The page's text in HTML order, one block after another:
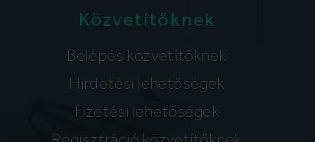
Közvetítőknek
Belépés közvetítőknek
Hirdetési lehetőségek
Fizetési lehetőségek